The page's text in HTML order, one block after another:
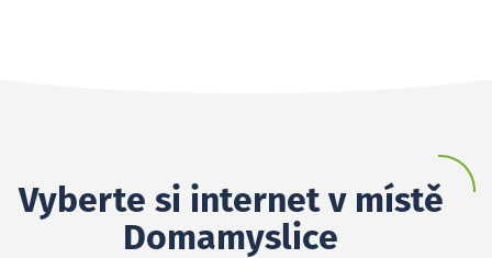
Vyberte si internet v místě
Domamyslice